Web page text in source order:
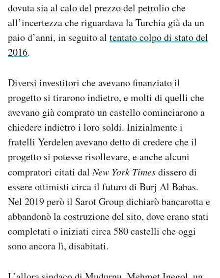
dovuta sia al calo del prezzo del petrolio che
all’incertezza che riguardava la Turchia già da un
paio d’anni, in seguito al tentato colpo di stato del
2016.
Diversi investitori che avevano finanziato il
progetto si tirarono indietro, e molti di quelli che
avevano già comprato un castello cominciarono a
chiedere indietro i loro soldi. Inizialmente i
fratelli Yerdelen avevano detto di credere che il
progetto si potesse risollevare, e anche alcuni
compratori citati dalNew York Timesdissero di
essere ottimisti circa il futuro di Burj Al Babas.
Nel 2019 però il Sarot Group dichiarò bancarotta e
abbandonò la costruzione del sito, dove erano stati
completati o iniziati circa 580 castelli che oggi
sono ancora lì, disabitati.